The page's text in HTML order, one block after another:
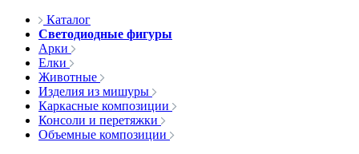
Каталог
Светодиодные фигуры
Арки
Елки
Животные
Изделия из мишуры
Каркасные композиции
Консоли и перетяжки
Объемные композиции